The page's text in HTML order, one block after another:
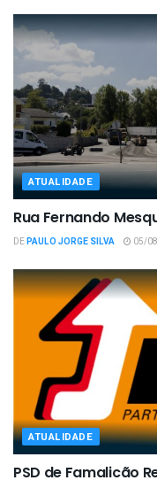
ATUALIDADE
Rua Fernando
DEPAULO JORGE SILVA 05/
ATUALIDADE
PSD de Famalicão